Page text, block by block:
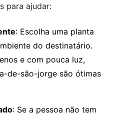
para ajudar:
: Escolha uma planta
do destinatário.
e com pouca luz,
de-são-jorge são ótimas
: Se a pessoa não tem